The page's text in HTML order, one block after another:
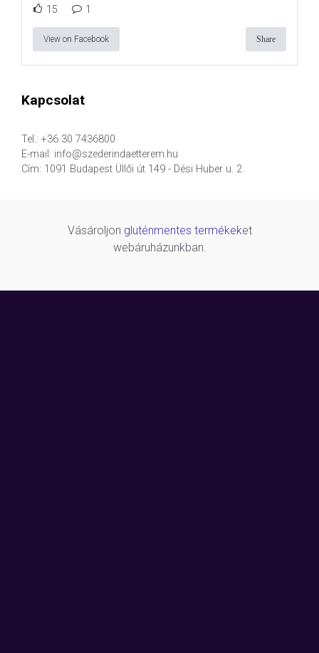
15 1
View on Facebook Share
Kapcsolat
Tel.: +36 30 7436800
E-mail: info@szederindaetterem.hu
Cím: 1091 Budapest Üllői út 149 - Dési Huber u. 2.
Vásároljon gluténmentes termékeket
webáruházunkban.